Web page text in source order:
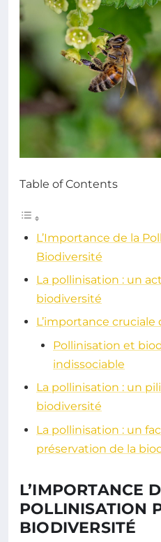
Table of Contents
L’Importance de la
Biodiversité
La pollinisation : un
biodiversité
L’importance
Pollinisation et
indissociable
La pollinisation : un
biodiversité
La pollinisation : un
préservation de la
L’IMPORTANCE
POLLINISATION
BIODIVERSITÉ